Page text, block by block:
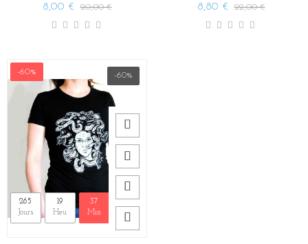
8,00 € 20,00 € 8,80 € 22,00 €
-60%
265
Jours
19
Heu
37
Min
27
Sec
-60%